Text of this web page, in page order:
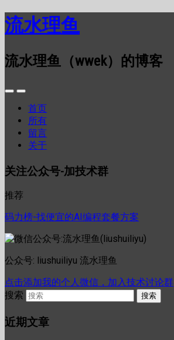
流水理鱼
流水理鱼（wwek）的博客
首页
所有
留言
关于
关注公众号-加技术群
推荐
码力榜-找便宜的AI编程套餐方案
公众号: liushuiliyu 流水理鱼
点击添加我的个人微信，加入技术讨论群
搜索
近期文章